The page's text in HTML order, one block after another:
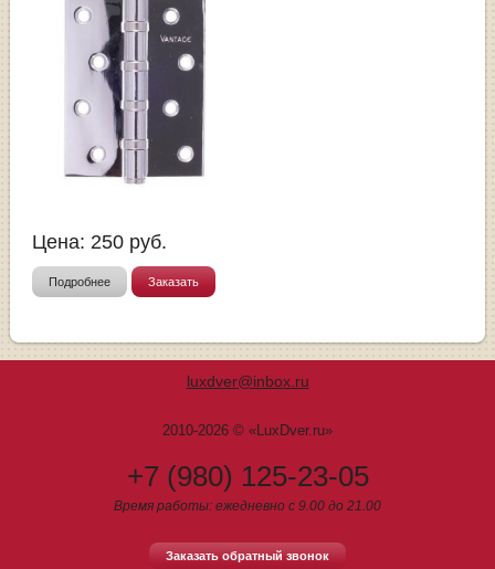
Цена: 250 руб.
Подробнее Заказать
luxdver@inbox.ru
2010-2026 © «LuxDver.ru»
+7 (980) 125-23-05
Время работы: ежедневно с 9.00 до 21.00
Заказать обратный звонок